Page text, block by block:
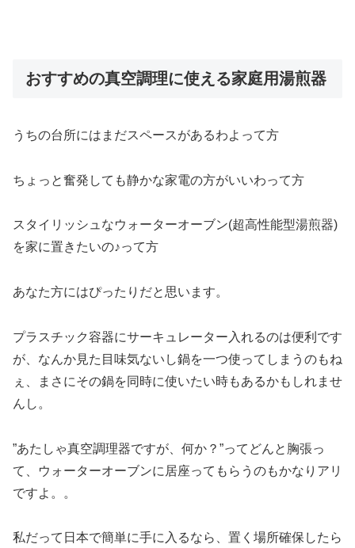
おすすめの真空調理に使える家庭用湯煎器
うちの台所にはまだスペースがあるわよって方
ちょっと奮発しても静かな家電の方がいいわって方
スタイリッシュなウォーターオーブン(超高性能型湯煎器)
を家に置きたいの♪って方
あなた方にはぴったりだと思います。
プラスチック容器にサーキュレーター入れるのは便利です
が、なんか見た目味気ないし鍋を一つ使ってしまうのもね
ぇ、まさにその鍋を同時に使いたい時もあるかもしれませ
んし。
”あたしゃ真空調理器ですが、何か？”ってどんと胸張っ
て、ウォーターオーブンに居座ってもらうのもかなりアリ
ですよ。。
私だって日本で簡単に手に入るなら、置く場所確保したら